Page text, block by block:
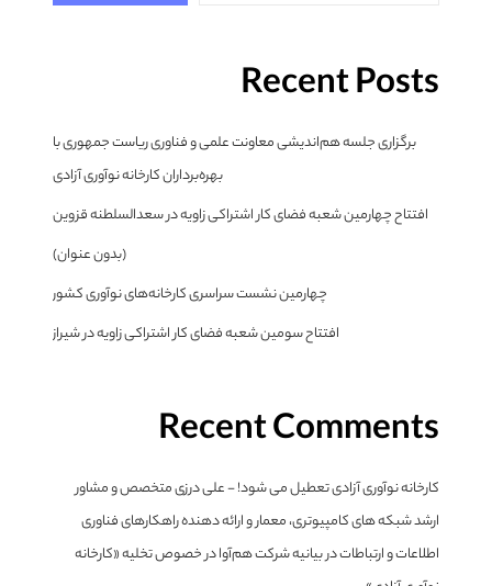
Recent Posts
برگزاری جلسه هم‌اندیشی معاونت علمی و فناوری ریاست جمهوری با
بهره‌برداران کارخانه نوآوری آزادی
افتتاح چهارمین شعبه فضای کار اشتراکی زاویه در سعدالسلطنه قزوین
(بدون عنوان)
چهارمین نشست سراسری کارخانه‌های نوآوری کشور
افتتاح سومین شعبه فضای کار اشتراکی زاویه در شیراز
Recent Comments
کارخانه نوآوری آزادی تعطیل می شود! - علی درزی متخصص و مشاور
ارشد شبکه های کامپیوتری، معمار و ارائه دهنده راهکارهای فناوری
اطلاعات و ارتباطاتدربیانیه شرکت هم‌آوا در خصوص تخلیه «کارخانه